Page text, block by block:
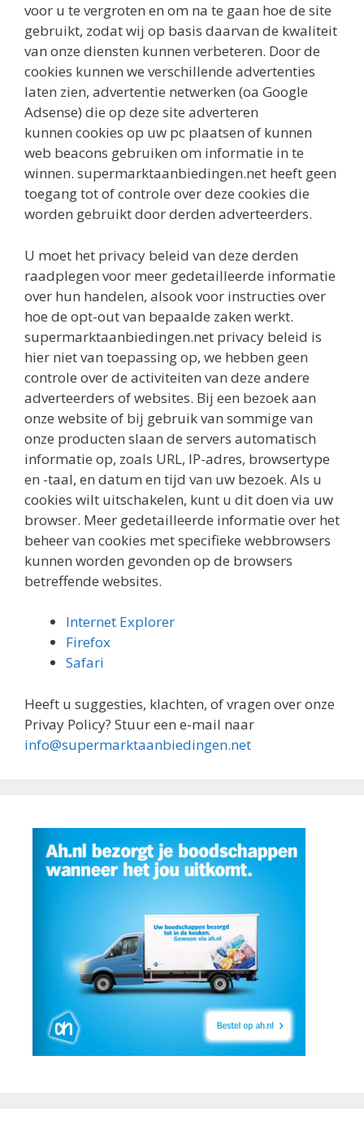
voor u te vergroten en om na te gaan hoe de site
gebruikt, zodat wij op basis daarvan de kwaliteit
van onze diensten kunnen verbeteren. Door de
cookies kunnen we verschillende advertenties
laten zien, advertentie netwerken (oa Google
Adsense) die op deze site adverteren
kunnen cookies op uw pc plaatsen of kunnen
web beacons gebruiken om informatie in te
winnen. supermarktaanbiedingen.net heeft geen
toegang tot of controle over deze cookies die
worden gebruikt door derden adverteerders.
U moet het privacy beleid van deze derden
raadplegen voor meer gedetailleerde informatie
over hun handelen, alsook voor instructies over
hoe de opt-out van bepaalde zaken werkt.
supermarktaanbiedingen.net privacy beleid is
hier niet van toepassing op, we hebben geen
controle over de activiteiten van deze andere
adverteerders of websites. Bij een bezoek aan
onze website of bij gebruik van sommige van
onze producten slaan de servers automatisch
informatie op, zoals URL, IP-adres, browsertype
en -taal, en datum en tijd van uw bezoek. Als u
cookies wilt uitschakelen, kunt u dit doen via uw
browser. Meer gedetailleerde informatie over het
beheer van cookies met specifieke webbrowsers
kunnen worden gevonden op de browsers
betreffende websites.
Internet Explorer
Firefox
Safari
Heeft u suggesties, klachten, of vragen over onze
Privay Policy? Stuur een e-mail naar
info@supermarktaanbiedingen.net